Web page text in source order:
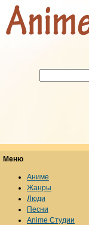
Меню
Аниме
Жанры
Люди
Песни
Anime Студии